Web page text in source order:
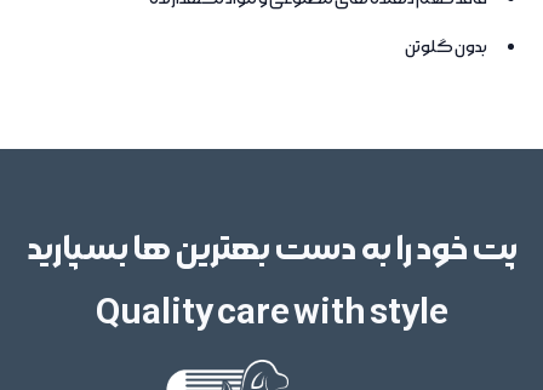
بدون گلوتن
پت خود را به دست بهترین ها بسپارید
Quality care with style